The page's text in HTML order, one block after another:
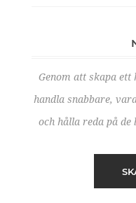
Genom att skapa ett
handla snabbare,
och hålla reda på